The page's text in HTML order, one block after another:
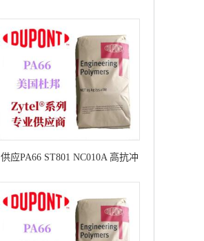
邦PA66 ST801
供应PA66 ST801 NC010A 高抗冲